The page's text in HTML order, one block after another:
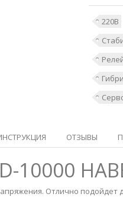
220В
ОТЗЫВЫ
10000
Отлично подойдет